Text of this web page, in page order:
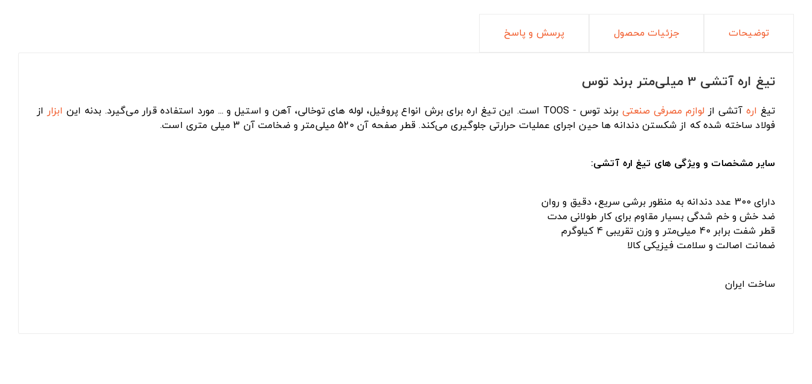
توضیحات جزئیات محصول پرسش و پاسخ
تیغ اره آتشی 3 میلی‌متر برند توس
تیغ اره آتشی از لوازم مصرفی صنعتی برند توس - TOOS است. این تیغ اره برای برش انواع پروفیل، لوله های توخالی، آهن و استیل و ... مورد استفاده قرار می‌گیرد. بدنه این ابزار از
فولاد ساخته شده که از شکستن دندانه ها حین اجرای عملیات حرارتی جلوگیری می‌کند. قطر صفحه آن 520 میلی‌متر و ضخامت آن 3 میلی متری است.
سایر مشخصات و ویژگی های تیغ اره آتشی:
دارای 300 عدد دندانه به منظور برشی سریع، دقیق و روان
ضد خش و خم شدگی بسیار مقاوم برای کار طولانی مدت
قطر شفت برابر 40 میلی‌متر و وزن تقریبی 4 کیلوگرم
ضمانت اصالت و سلامت فیزیکی کالا
ساخت ایران